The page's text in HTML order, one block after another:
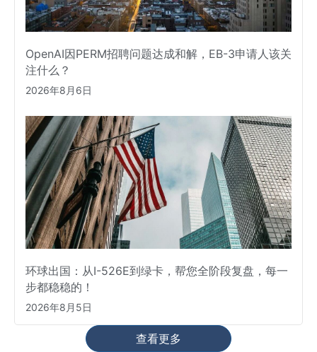
OpenAI因PERM招聘问题达成和解，EB-3申请人该关
注什么？
2026年8月6日
环球出国：从I-526E到绿卡，帮您全阶段复盘，每一
步都稳稳的！
2026年8月5日
查看更多